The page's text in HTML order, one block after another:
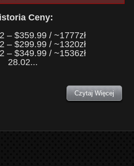
Ceny:
– $359.99 / ~1777zł
– $299.99 / ~1320zł
– $349.99 / ~1536zł
28.02...
Czytaj Więcej